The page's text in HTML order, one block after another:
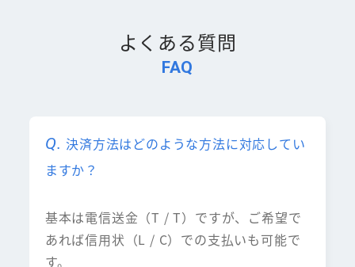
FAQ
よくある質問
決済方法はどのような方法に対応してい
ますか？
基本は電信送金（T / T）ですが、ご希望で
あれば信用状（L / C）での支払いも可能で
す。